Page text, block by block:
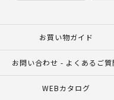
お買い物ガイド
お問い合わせ - よくあるご質
WEBカタログ